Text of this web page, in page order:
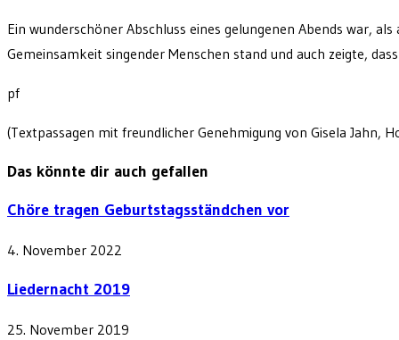
Ein wunderschöner Abschluss eines gelungenen Abends war,
Gemeinsamkeit singender Menschen stand und auch zeigte,
pf
(Textpassagen mit freundlicher Genehmigung von Gisela Jahn,
Das könnte dir auch gefallen
Chöre tragen Geburtstagsständchen vor
4. November 2022
Liedernacht 2019
25. November 2019